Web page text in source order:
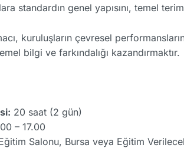
standardın genel yapısını, temel
kuruluşların çevresel
bilgi ve farkındalığı kazandırmaktır.
20 saat (2 gün)
– 17.00
Salonu, Bursa veya Eğitim